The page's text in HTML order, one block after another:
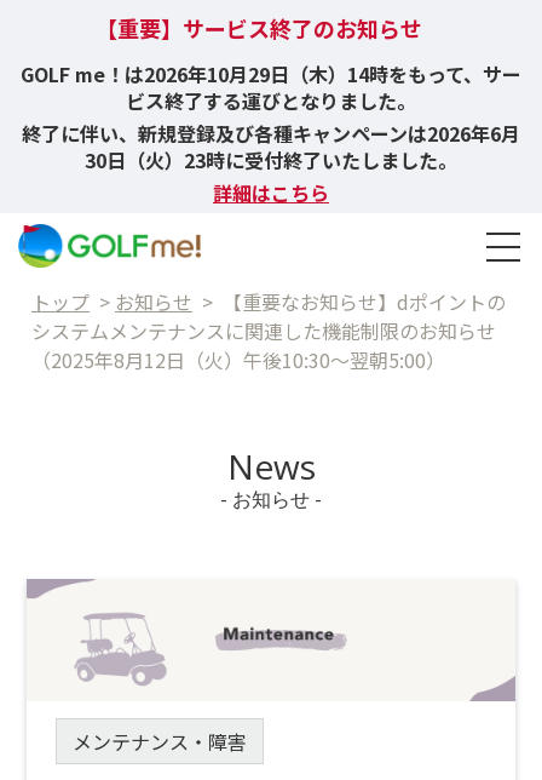
【重要】サービス終了のお知らせ
GOLF me！は2026年10月29日（木）14時をもって、サー
ビス終了する運びとなりました。
終了に伴い、新規登録及び各種キャンペーンは2026年6月
30日（火）23時に受付終了いたしました。
詳細はこちら
トップ > お知らせ >
【重要なお知らせ】dポイントの
システムメンテナンスに関連した機能制限のお知らせ
（2025年8月12日（火）午後10:30～翌朝5:00）
News
- お知らせ -
メンテナンス・障害